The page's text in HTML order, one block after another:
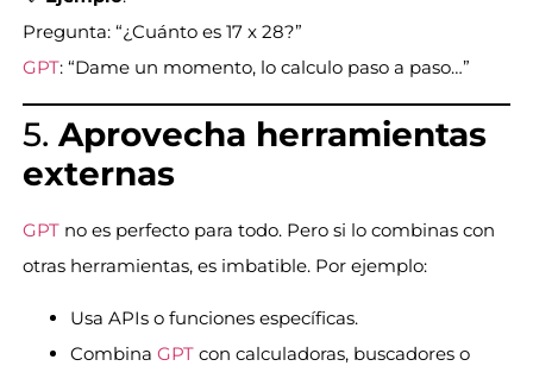
Pregunta: “¿Cuánto es 17 x 28?”
GPT: “Dame un momento, lo calculo paso a paso…”
5. Aprovecha herramientas
externas
GPTno es perfecto para todo. Pero si lo combinas con
otras herramientas, es imbatible. Por ejemplo:
Usa APIs o funciones específicas.
Combina GPTcon calculadoras, buscadores o